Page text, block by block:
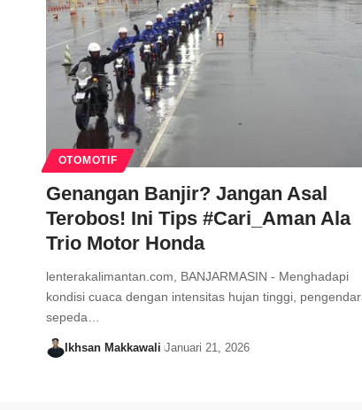
OTOMOTIF
Genangan Banjir? Jangan Asal
Terobos! Ini Tips #Cari_Aman Ala
Trio Motor Honda
lenterakalimantan.com, BANJARMASIN - Menghadapi
kondisi cuaca dengan intensitas hujan tinggi,
sepeda…
Ikhsan Makkawali Januari 21, 2026